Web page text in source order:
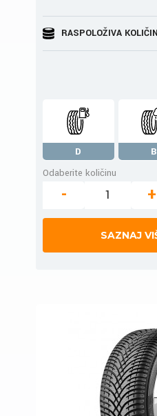
RASPOLOŽIVA
D B
Odaberite količinu
- +
SAZNAJ